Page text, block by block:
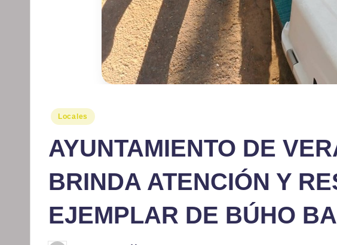
Publicado
Locales
AYUNTAMIENTO DE
BRINDA ATENCIÓN Y
EJEMPLAR DE BÚHO